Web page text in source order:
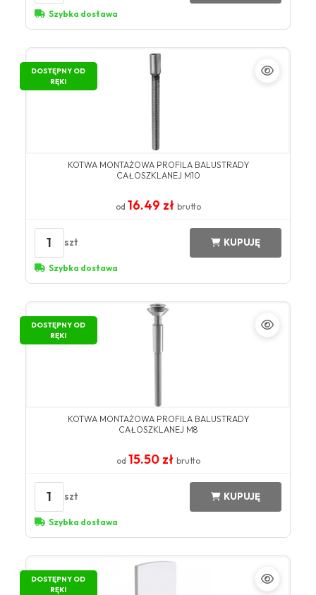
Szybka dostawa
DOSTĘPNY OD
RĘKI
KOTWA MONTAŻOWA PROFILA BALUSTRADY
CAŁOSZKLANEJ M10
od 16.49 zł brutto
1 szt KUPUJĘ
Szybka dostawa
DOSTĘPNY OD
RĘKI
KOTWA MONTAŻOWA PROFILA BALUSTRADY
CAŁOSZKLANEJ M8
od 15.50 zł brutto
1 szt KUPUJĘ
Szybka dostawa
DOSTĘPNY OD
RĘKI